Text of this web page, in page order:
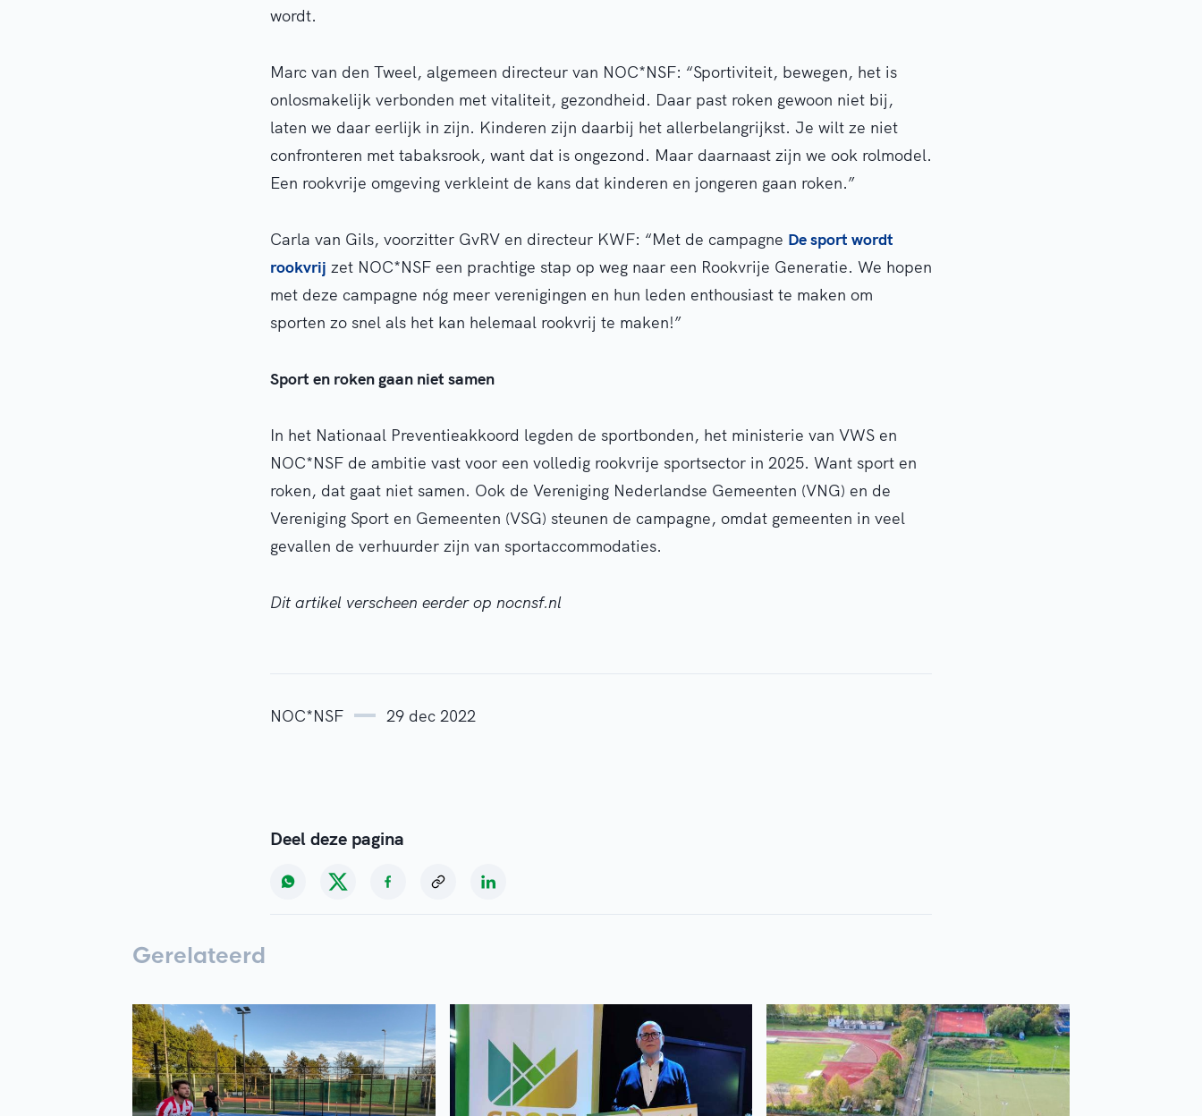
wordt.
Marc van den Tweel, algemeen directeur van NOC*NSF: “Sportiviteit, bewegen, het is
onlosmakelijk verbonden met vitaliteit, gezondheid. Daar past roken gewoon niet bij,
laten we daar eerlijk in zijn. Kinderen zijn daarbij het allerbelangrijkst. Je wilt ze niet
confronteren met tabaksrook, want dat is ongezond. Maar daarnaast zijn we ook rolmodel.
Een rookvrije omgeving verkleint de kans dat kinderen en jongeren gaan roken.”
Carla van Gils, voorzitter GvRV en directeur KWF: “Met de campagne De sport wordt
rookvrij zet NOC*NSF een prachtige stap op weg naar een Rookvrije Generatie. We hopen
met deze campagne nóg meer verenigingen en hun leden enthousiast te maken om
sporten zo snel als het kan helemaal rookvrij te maken!”
Sport en roken gaan niet samen
In het Nationaal Preventieakkoord legden de sportbonden, het ministerie van VWS en
NOC*NSF de ambitie vast voor een volledig rookvrije sportsector in 2025. Want sport en
roken, dat gaat niet samen. Ook de Vereniging Nederlandse Gemeenten (VNG) en de
Vereniging Sport en Gemeenten (VSG) steunen de campagne, omdat gemeenten in veel
gevallen de verhuurder zijn van sportaccommodaties.
Dit artikel verscheen eerder op nocnsf.nl
NOC*NSF 29 dec 2022
Deel deze pagina
Gerelateerd